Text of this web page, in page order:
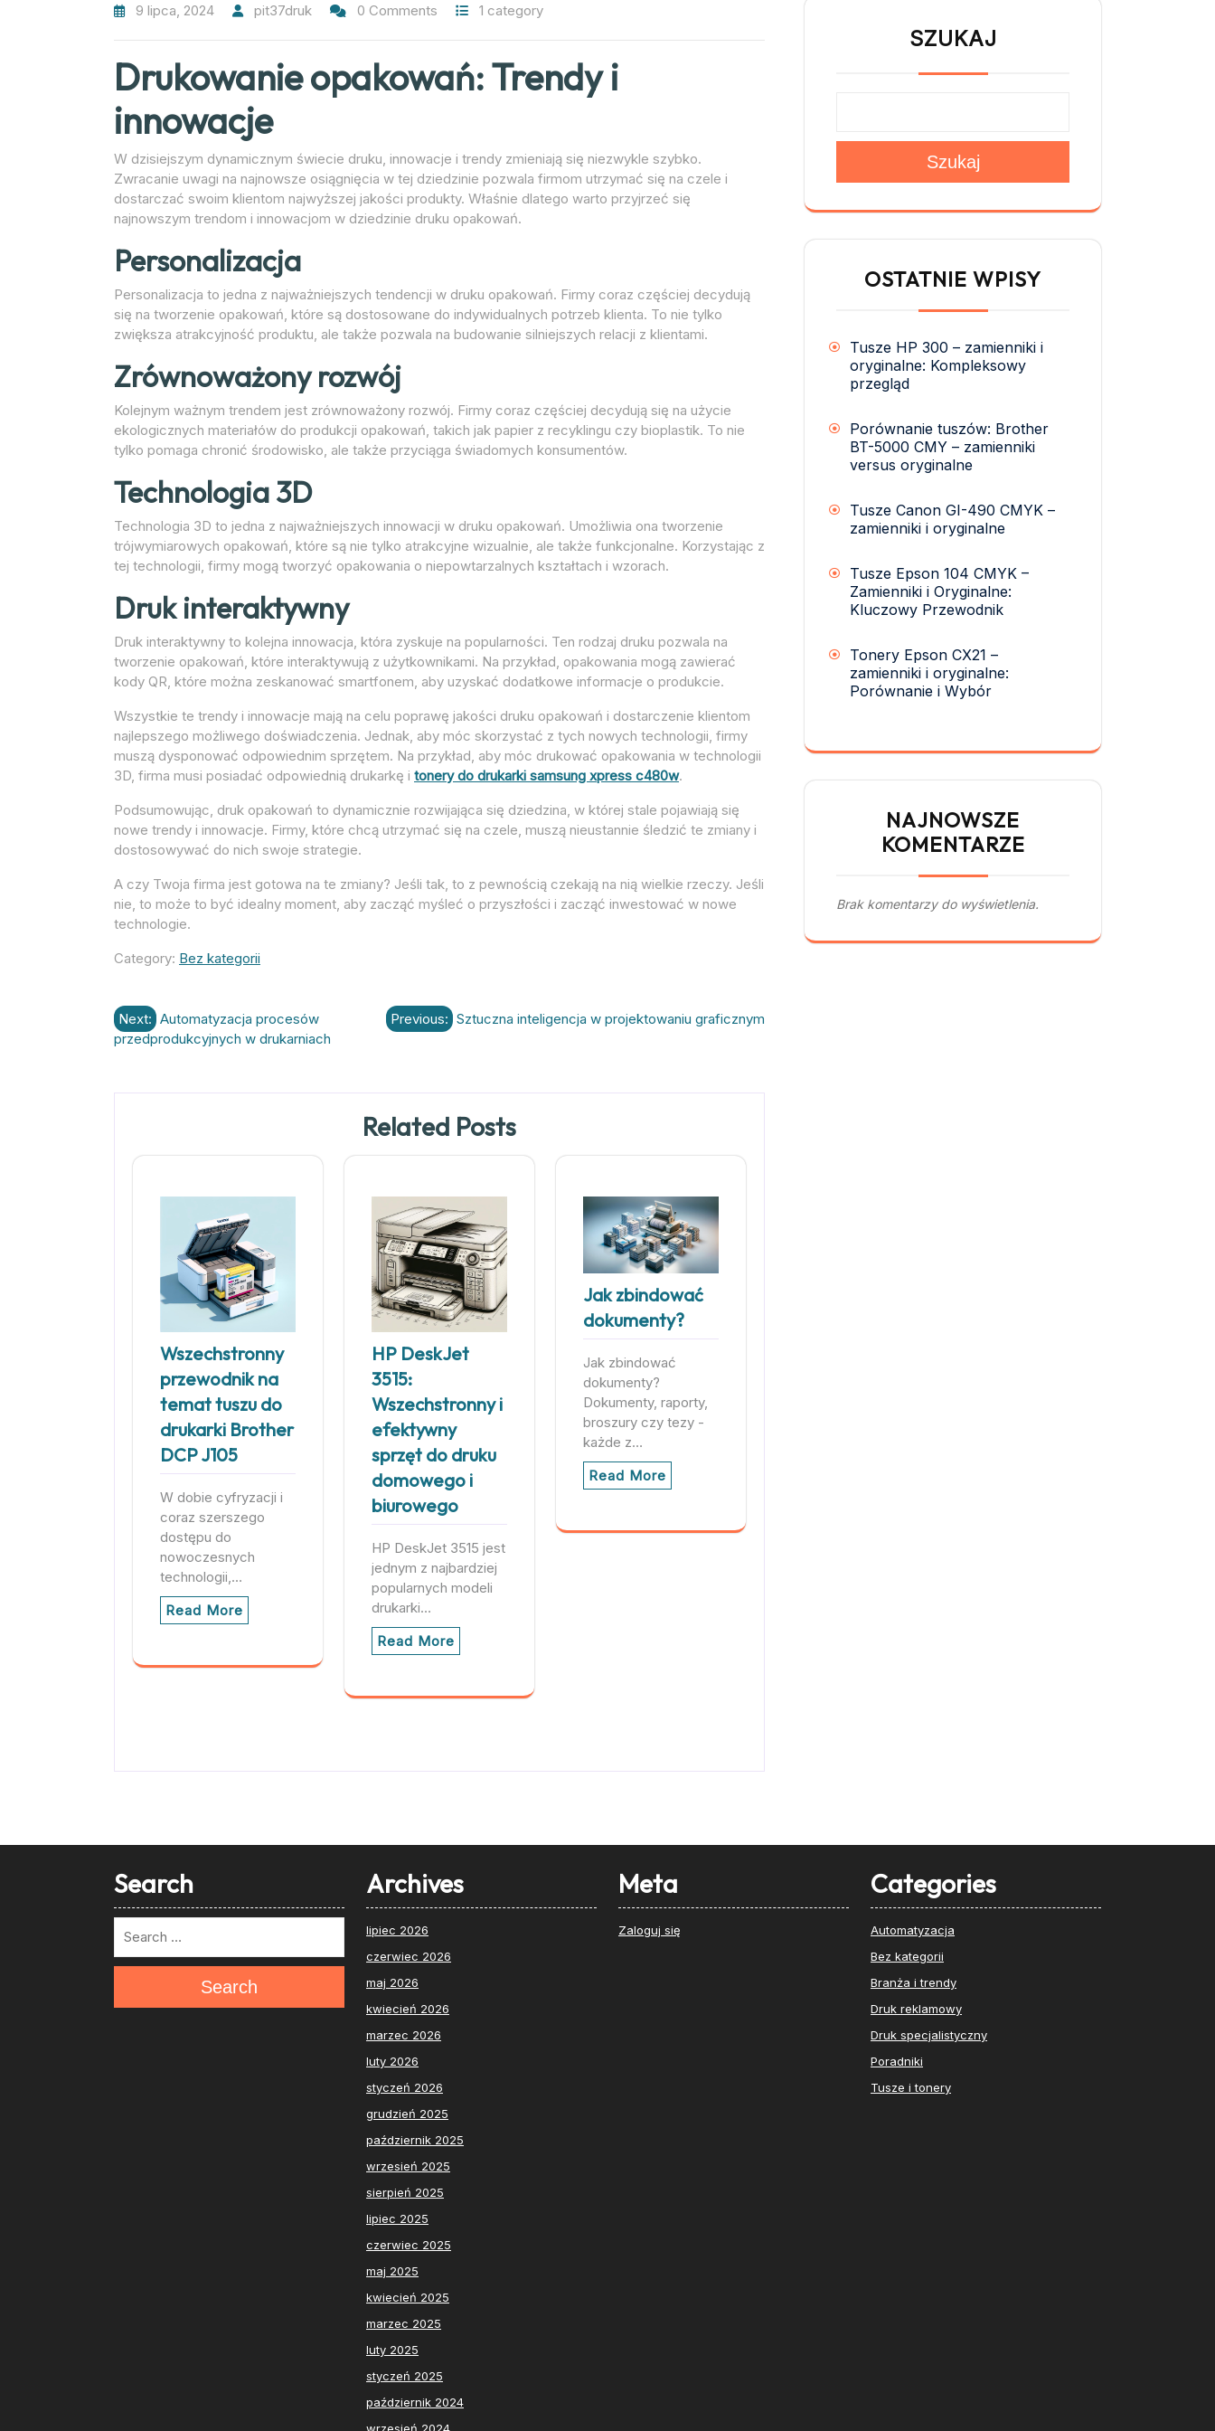
9 lipca, 2024 pit37druk 0 Comments 1 category
Drukowanie opakowań: Trendy i
innowacje
W dzisiejszym dynamicznym świecie druku, innowacje i trendy zmieniają się niezwykle szybko.
Zwracanie uwagi na najnowsze osiągnięcia w tej dziedzinie pozwala firmom utrzymać się na czele i
dostarczać swoim klientom najwyższej jakości produkty. Właśnie dlatego warto przyjrzeć się
najnowszym trendom i innowacjom w dziedzinie druku opakowań.
Personalizacja
Personalizacja to jedna z najważniejszych tendencji w druku opakowań. Firmy coraz częściej decydują
się na tworzenie opakowań, które są dostosowane do indywidualnych potrzeb klienta. To nie tylko
zwiększa atrakcyjność produktu, ale także pozwala na budowanie silniejszych relacji z klientami.
Zrównoważony rozwój
Kolejnym ważnym trendem jest zrównoważony rozwój. Firmy coraz częściej decydują się na użycie
ekologicznych materiałów do produkcji opakowań, takich jak papier z recyklingu czy bioplastik. To nie
tylko pomaga chronić środowisko, ale także przyciąga świadomych konsumentów.
Technologia 3D
Technologia 3D to jedna z najważniejszych innowacji w druku opakowań. Umożliwia ona tworzenie
trójwymiarowych opakowań, które są nie tylko atrakcyjne wizualnie, ale także funkcjonalne. Korzystając z
tej technologii, firmy mogą tworzyć opakowania o niepowtarzalnych kształtach i wzorach.
Druk interaktywny
Druk interaktywny to kolejna innowacja, która zyskuje na popularności. Ten rodzaj druku pozwala na
tworzenie opakowań, które interaktywują z użytkownikami. Na przykład, opakowania mogą zawierać
kody QR, które można zeskanować smartfonem, aby uzyskać dodatkowe informacje o produkcie.
Wszystkie te trendy i innowacje mają na celu poprawę jakości druku opakowań i dostarczenie klientom
najlepszego możliwego doświadczenia. Jednak, aby móc skorzystać z tych nowych technologii, firmy
muszą dysponować odpowiednim sprzętem. Na przykład, aby móc drukować opakowania w technologii
3D, firma musi posiadać odpowiednią drukarkę i tonery do drukarki samsung xpress c480w.
Podsumowując, druk opakowań to dynamicznie rozwijająca się dziedzina, w której stale pojawiają się
nowe trendy i innowacje. Firmy, które chcą utrzymać się na czele, muszą nieustannie śledzić te zmiany i
dostosowywać do nich swoje strategie.
A czy Twoja firma jest gotowa na te zmiany? Jeśli tak, to z pewnością czekają na nią wielkie rzeczy. Jeśli
nie, to może to być idealny moment, aby zacząć myśleć o przyszłości i zacząć inwestować w nowe
technologie.
Category: Bez kategorii
Nawigacja
Previous: Sztuczna inteligencja w projektowaniu graficznym
Next: Automatyzacja procesów
przedprodukcyjnych w drukarniach
Related Posts
Wszechstronny
przewodnik na
temat tuszu do
drukarki Brother
DCP J105
W dobie cyfryzacji i
coraz szerszego
dostępu do
nowoczesnych
technologii,…
Read More
HP DeskJet
3515:
Wszechstronny i
efektywny
sprzęt do druku
domowego i
biurowego
HP DeskJet 3515 jest
jednym z najbardziej
popularnych modeli
drukarki…
Read More
Jak zbindować
dokumenty?
Jak zbindować
dokumenty?
Dokumenty, raporty,
broszury czy tezy -
każde z…
Read More
SZUKAJ
Szukaj
OSTATNIE WPISY
Tusze HP 300 – zamienniki i
oryginalne: Kompleksowy
przegląd
Porównanie tuszów: Brother
BT-5000 CMY – zamienniki
versus oryginalne
Tusze Canon GI-490 CMYK –
zamienniki i oryginalne
Tusze Epson 104 CMYK –
Zamienniki i Oryginalne:
Kluczowy Przewodnik
Tonery Epson CX21 –
zamienniki i oryginalne:
Porównanie i Wybór
NAJNOWSZE
KOMENTARZE
Brak komentarzy do wyświetlenia.
Search
Search
Archives
lipiec 2026
czerwiec 2026
maj 2026
kwiecień 2026
marzec 2026
luty 2026
styczeń 2026
grudzień 2025
październik 2025
wrzesień 2025
sierpień 2025
lipiec 2025
czerwiec 2025
maj 2025
kwiecień 2025
marzec 2025
luty 2025
styczeń 2025
październik 2024
wrzesień 2024
Meta
Zaloguj się
Categories
Automatyzacja
Bez kategorii
Branża i trendy
Druk reklamowy
Druk specjalistyczny
Poradniki
Tusze i tonery